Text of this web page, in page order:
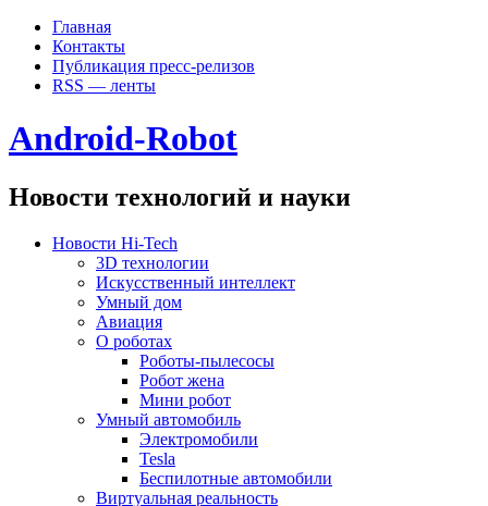
Главная
Контакты
Публикация пресс-релизов
RSS — ленты
Android-Robot
Новости технологий и науки
Новости Hi-Tech
3D технологии
Искусственный интеллект
Умный дом
Авиация
О роботах
Роботы-пылесосы
Робот жена
Мини робот
Умный автомобиль
Электромобили
Tesla
Беспилотные автомобили
Виртуальная реальность